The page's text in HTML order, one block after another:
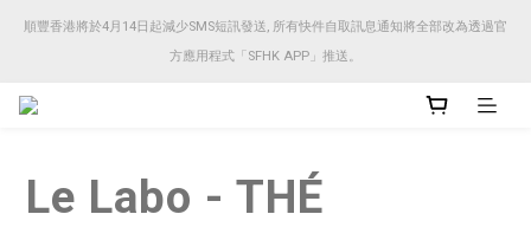
順豐香港將於4月14日起減少SMS短訊發送, 所有快件自取訊息通知將全部改為透過官
方應用程式「SFHK APP」推送。
順豐香港將於4月14日起減少SMS短訊發送, 所有快件自取訊息通知將全部改為透過官
方應用程式「SFHK APP」推送。
順豐香港將於4月14日起減少SMS短訊發送, 所有快件自取訊息通知將全部改為透過官
Le Labo - THÉ